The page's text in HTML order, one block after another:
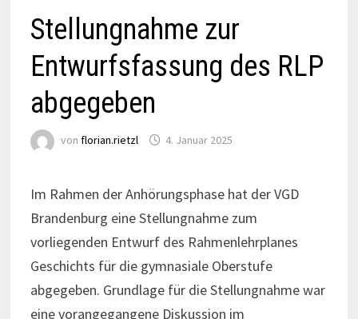
Stellungnahme zur
Entwurfsfassung des RLP
abgegeben
von florian.rietzl 4. Januar 2025
Im Rahmen der Anhörungsphase hat der VGD
Brandenburg eine Stellungnahme zum
vorliegenden Entwurf des Rahmenlehrplanes
Geschichts für die gymnasiale Oberstufe
abgegeben. Grundlage für die Stellungnahme war
eine vorangegangene Diskussion im